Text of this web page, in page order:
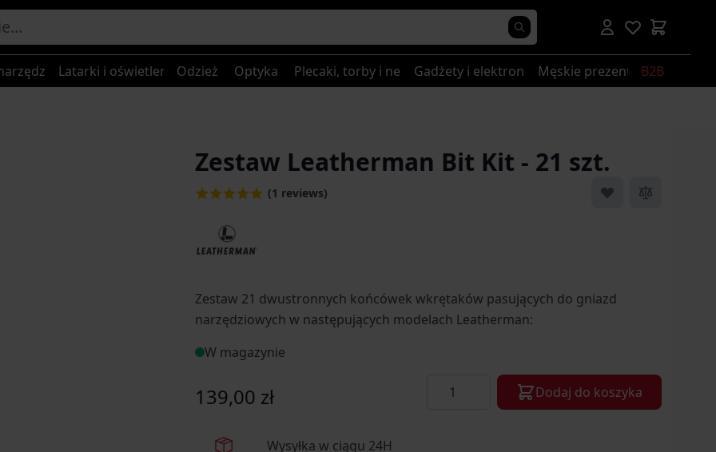
Latarki i oświetlenieOdzież Optyka Plecaki, torby i nerkiGadżety i elektronikaMęskie prezenty B2B
Zestaw Leatherman Bit Kit - 21 szt.
(1 reviews)
Zestaw 21 dwustronnych końcówek wkrętaków pasujących do gniazd
narzędziowych w następujących modelach Leatherman:
W magazynie
139,00 zł Ilość Dodaj do koszyka
Wysyłka w ciągu 24H